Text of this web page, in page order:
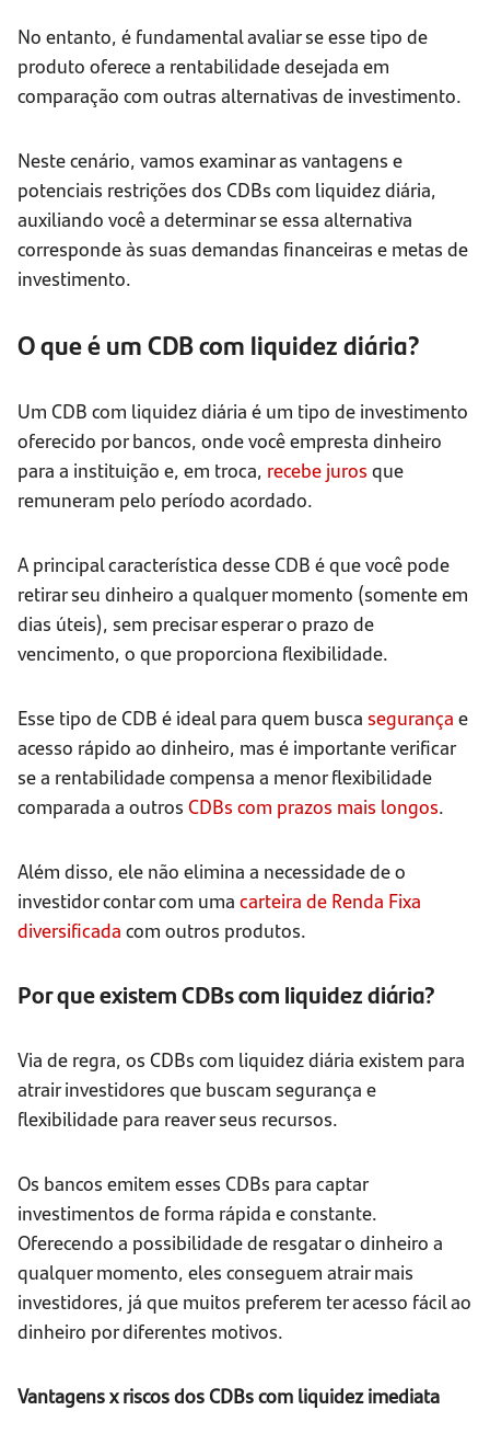
No entanto, é fundamental avaliar se esse tipo de
produto oferece a rentabilidade desejada em
comparação com outras alternativas de investimento.
Neste cenário, vamos examinar as vantagens e
potenciais restrições dos CDBs com liquidez diária,
auxiliando você a determinar se essa alternativa
corresponde às suas demandas financeiras e metas de
investimento.
O que é um CDB com liquidez diária?
Um CDB com liquidez diária é um tipo de investimento
oferecido por bancos, onde você empresta dinheiro
para a instituição e, em troca, recebe juros que
remuneram pelo período acordado.
A principal característica desse CDB é que você pode
retirar seu dinheiro a qualquer momento (somente em
dias úteis), sem precisar esperar o prazo de
vencimento, o que proporciona flexibilidade.
Esse tipo de CDB é ideal para quem busca segurança e
acesso rápido ao dinheiro, mas é importante verificar
se a rentabilidade compensa a menor flexibilidade
comparada a outros CDBs com prazos mais longos.
Além disso, ele não elimina a necessidade de o
investidor contar com uma carteira de Renda Fixa
diversificada com outros produtos.
Por que existem CDBs com liquidez diária?
Via de regra, os CDBs com liquidez diária existem para
atrair investidores que buscam segurança e
flexibilidade para reaver seus recursos.
Os bancos emitem esses CDBs para captar
investimentos de forma rápida e constante.
Oferecendo a possibilidade de resgatar o dinheiro a
qualquer momento, eles conseguem atrair mais
investidores, já que muitos preferem ter acesso fácil ao
dinheiro por diferentes motivos.
Vantagens x riscos dos CDBs com liquidez imediata